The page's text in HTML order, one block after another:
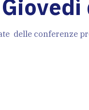
delle conferenze